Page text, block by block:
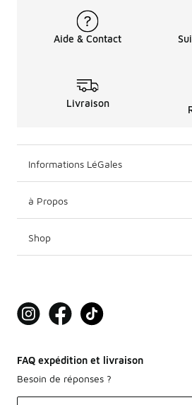
Aide & Contact
Livraison
Informations LéGales
à Propos
Shop
FAQ expédition et livraison
Besoin de réponses ?